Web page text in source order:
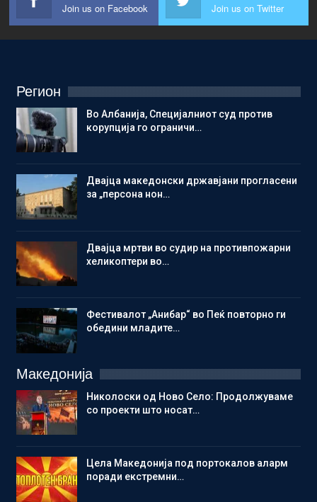
Join us on Facebook Join us on Twitter
Регион
Во Албанија, Специјалниот суд против
корупција го ограничи…
Двајца македонски државјани прогласени
за „персона нон…
Двајца мртви во судир на противпожарни
хеликоптери во…
Фестивалот „Анибар“ во Пеќ повторно ги
обедини младите…
Македонија
Николоски од Ново Село: Продолжуваме
со проекти што носат…
Цела Македонија под портокалов аларм
поради екстремни…